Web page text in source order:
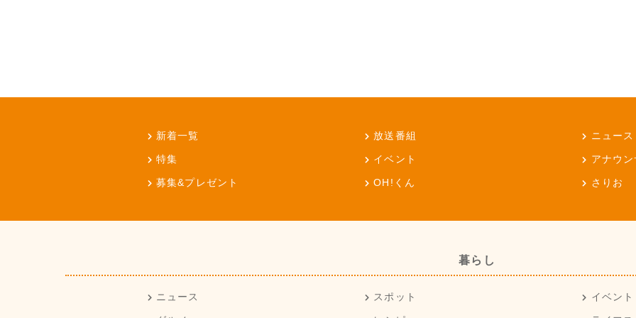
新着一覧 放送番組 ニュース
特集 イベント アナウ
募集&プレゼント OH!くん さりお
暮らし
ニュース スポット イベント